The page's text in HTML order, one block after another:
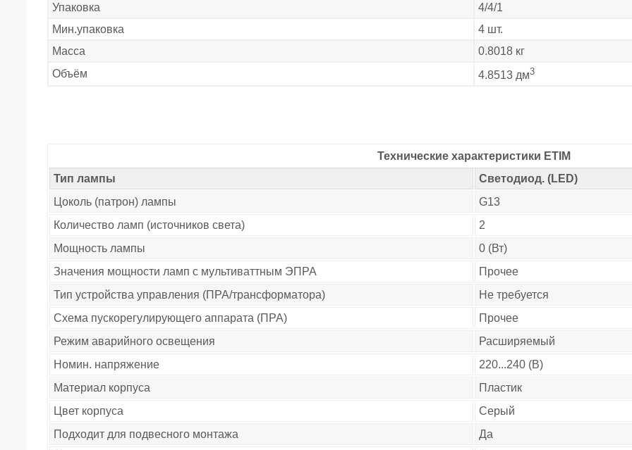
Упаковка
4/4/1
Мин.упаковка
4 шт.
Масса
0.8018 кг
Объём
4.8513 дм3
Технические характеристики ETIM
Тип лампы
Светодиод. (LED)
Цоколь (патрон) лампы
G13
Количество ламп (источников света)
2
Мощность лампы
0 (Вт)
Значения мощности ламп с мультиваттным ЭПРА
Прочее
Тип устройства управления (ПРА/трансформатора)
Не требуется
Схема пускорегулирующего аппарата (ПРА)
Прочее
Режим аварийного освещения
Расширяемый
Номин. напряжение
220...240 (В)
Материал корпуса
Пластик
Цвет корпуса
Серый
Подходит для подвесного монтажа
Да